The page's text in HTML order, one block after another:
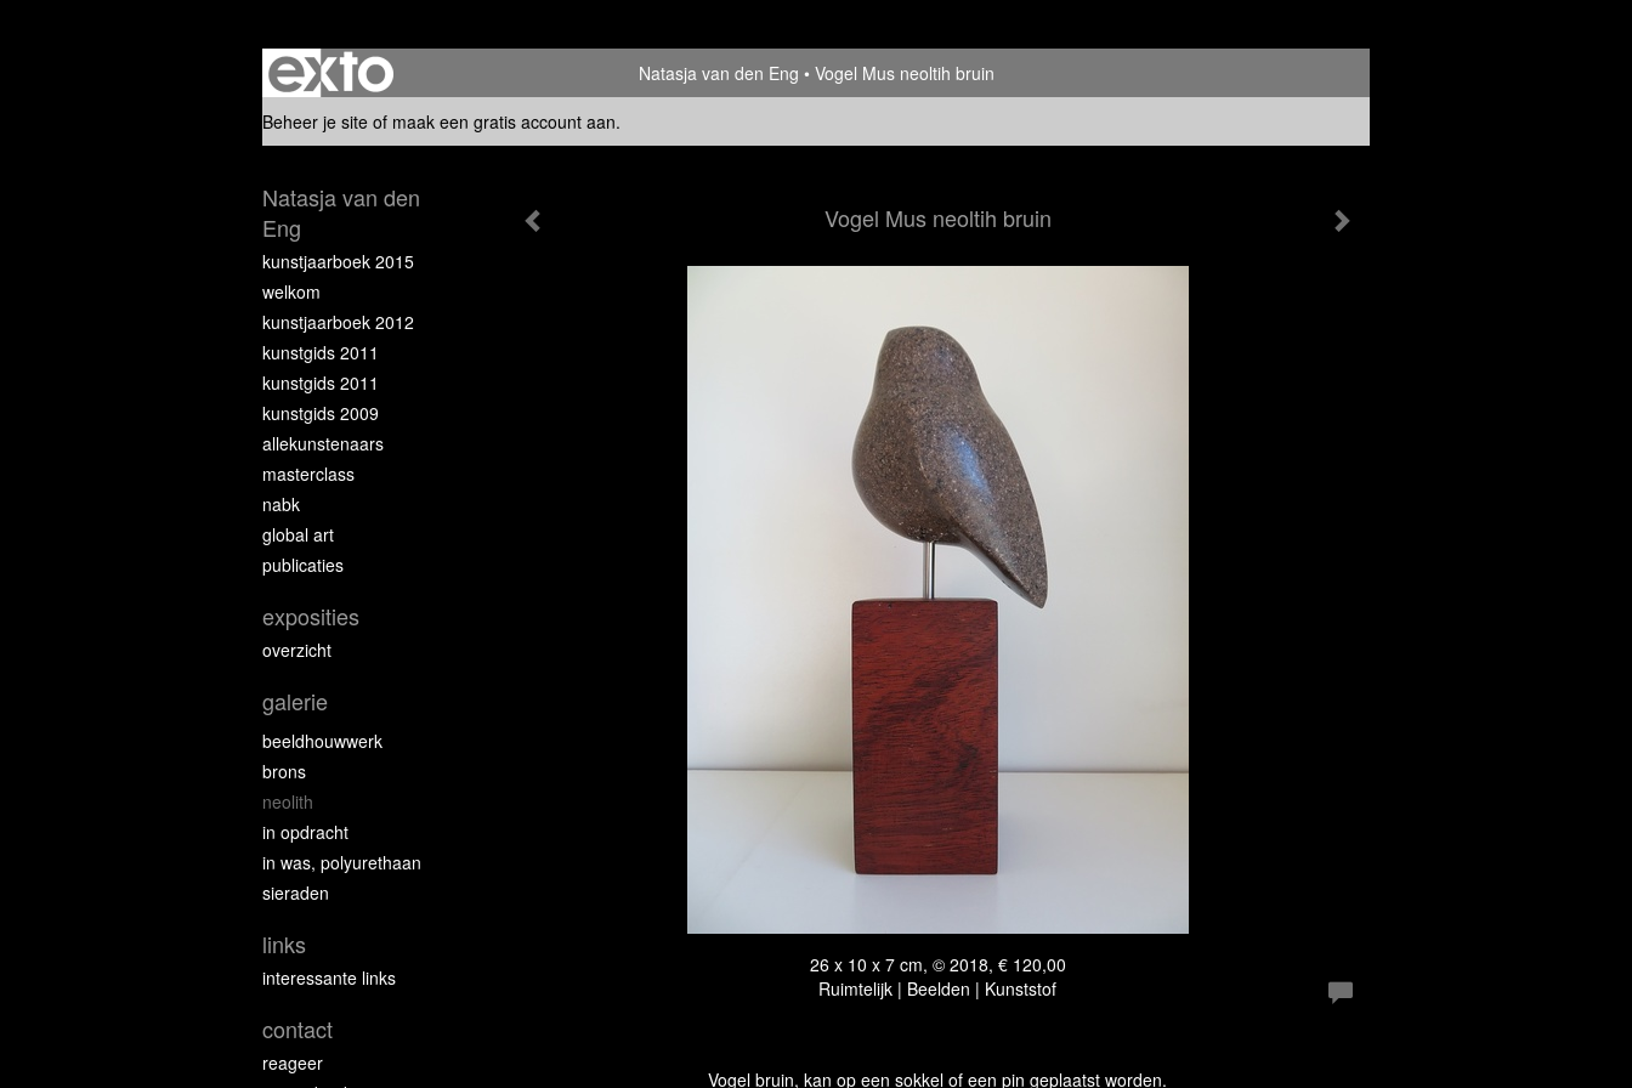
Natasja van den Eng
Vogel Mus neoltih bruin
Beheer je site of maak een gratis account aan.
Vogel Mus neoltih bruin
26 x 10 x 7 cm, © 2018, € 120,00
Ruimtelijk | Beelden | Kunststof
Vogel bruin, kan op een sokkel of een pin geplaatst worden.
Natasja van den
Eng
kunstjaarboek 2015
welkom
kunstjaarboek 2012
kunstgids 2011
kunstgids 2011
kunstgids 2009
allekunstenaars
masterclass
nabk
global art
publicaties
exposities
overzicht
galerie
beeldhouwwerk
brons
neolith
in opdracht
in was, polyurethaan
sieraden
links
interessante links
contact
reageer